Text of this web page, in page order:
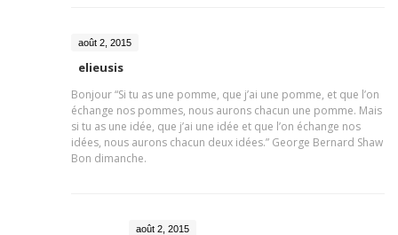
août 2, 2015
elieusis
Bonjour “Si tu as une pomme, que j’ai une pomme, et que l’on
échange nos pommes, nous aurons chacun une pomme. Mais
si tu as une idée, que j’ai une idée et que l’on échange nos
idées, nous aurons chacun deux idées.” George Bernard Shaw
Bon dimanche.
août 2, 2015